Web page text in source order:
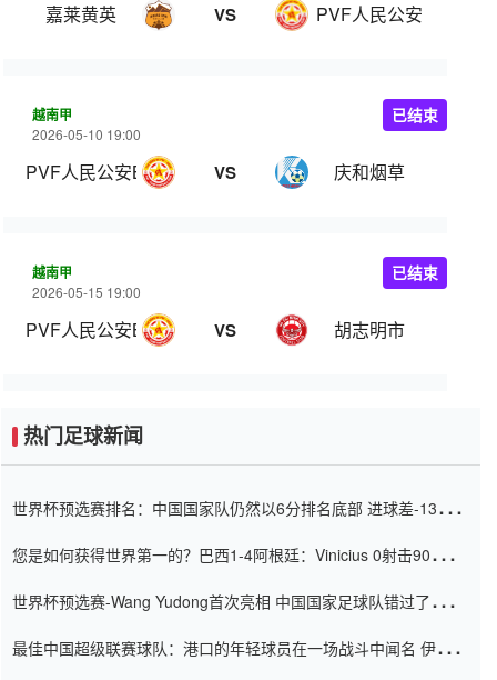
嘉莱黄英 VS PVF人民公安
越南甲
2026-05-10 19:00
PVF人民公安B队 VS 庆和烟草
已结束
越南甲
2026-05-15 19:00
PVF人民公安B队 VS 胡志明市
已结束
热门足球新闻
世界杯预选赛排名：中国国家队仍然以6分排名底部 进球差-13令人
您是如何获得世界第一的？巴西1-4阿根廷：Vinicius 0射击90分钟
世界杯预选赛-Wang Yudong首次亮相 中国国家足球队错过了世界
最佳中国超级联赛球队：港口的年轻球员在一场战斗中闻名 伊万放